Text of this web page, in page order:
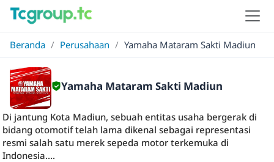
Beranda / Perusahaan / Yamaha Mataram Sakti Madiun
Yamaha Mataram Sakti Madiun
Di jantung Kota Madiun, sebuah entitas usaha bergerak di
bidang otomotif telah lama dikenal sebagai representasi
resmi salah satu merek sepeda motor terkemuka di
Indonesia....